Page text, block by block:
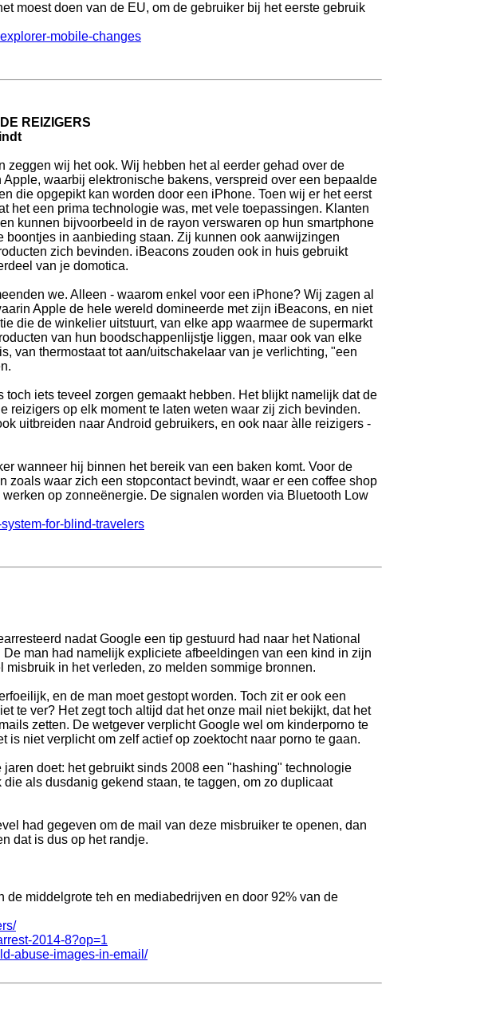
moest doen van de EU, om de gebruiker bij het eerste gebruik
mobile-changes
REIZIGERS
zeggen wij het ook. Wij hebben het al eerder gehad over de
waarbij elektronische bakens, verspreid over een bepaalde
die opgepikt kan worden door een iPhone. Toen wij er het eerst
het een prima technologie was, met vele toepassingen. Klanten
kunnen bijvoorbeeld in de rayon verswaren op hun smartphone
boontjes in aanbieding staan. Zij kunnen ook aanwijzingen
zich bevinden. iBeacons zouden ook in huis gebruikt
van je domotica.
we. Alleen - waarom enkel voor een iPhone? Wij zagen al
Apple de hele wereld domineerde met zijn iBeacons, en niet
die de winkelier uitstuurt, van elke app waarmee de supermarkt
van hun boodschappenlijstje liggen, maar ook van elke
van thermostaat tot aan/uitschakelaar van je verlichting, "een
toch iets teveel zorgen gemaakt hebben. Het blijkt namelijk dat de
reizigers op elk moment te laten weten waar zij zich bevinden.
uitbreiden naar Android gebruikers, en ook naar àlle reizigers -
wanneer hij binnen het bereik van een baken komt. Voor de
waar zich een stopcontact bevindt, waar er een coffee shop
op zonneënergie. De signalen worden via Bluetooth Low
for-blind-travelers
nadat Google een tip gestuurd had naar het National
man had namelijk expliciete afbeeldingen van een kind in zijn
in het verleden, zo melden sommige bronnen.
en de man moet gestopt worden. Toch zit er ook een
te ver? Het zegt toch altijd dat het onze mail niet bekijkt, dat het
zetten. De wetgever verplicht Google wel om kinderporno te
is niet verplicht om zelf actief op zoektocht naar porno te gaan.
doet: het gebruikt sinds 2008 een "hashing" technologie
als dusdanig gekend staan, te taggen, om zo duplicaat
had gegeven om de mail van deze misbruiker te openen, dan
dat is dus op het randje.
middelgrote teh en mediabedrijven en door 92% van de
2014-8?op=1
abuse-images-in-email/